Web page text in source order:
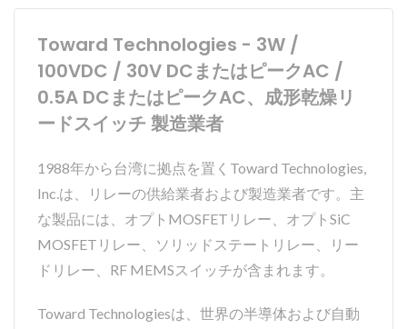
Toward Technologies - 3W /
100VDC / 30V DCまたはピークAC /
0.5A DCまたはピークAC、成形乾燥リ
ードスイッチ 製造業者
1988年から台湾に拠点を置くToward Technologies,
Inc.は、リレーの供給業者および製造業者です。主
な製品には、オプトMOSFETリレー、オプトSiC
MOSFETリレー、ソリッドステートリレー、リー
ドリレー、RF MEMSスイッチが含まれます。
Toward Technologiesは、世界の半導体および自動